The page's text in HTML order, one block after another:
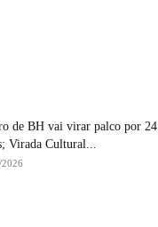
de BH vai virar palco por 24
Virada Cultural...